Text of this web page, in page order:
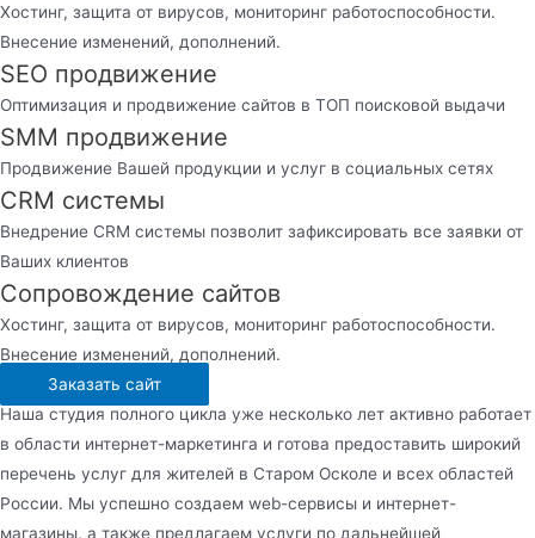
Хостинг, защита от вирусов, мониторинг работоспособности.
Внесение изменений, дополнений.
SEO продвижение
Оптимизация и продвижение сайтов в ТОП поисковой выдачи
SMM продвижение
Продвижение Вашей продукции и услуг в социальных сетях
CRM системы
Внедрение CRM системы позволит зафиксировать все заявки от
Ваших клиентов
Сопровождение сайтов
Хостинг, защита от вирусов, мониторинг работоспособности.
Внесение изменений, дополнений.
Заказать сайт
Наша студия полного цикла уже несколько лет активно работает
в области интернет-маркетинга и готова предоставить широкий
перечень услуг для жителей в Старом Осколе и всех областей
России. Мы успешно создаем web-сервисы и интернет-
магазины, а также предлагаем услуги по дальнейшей